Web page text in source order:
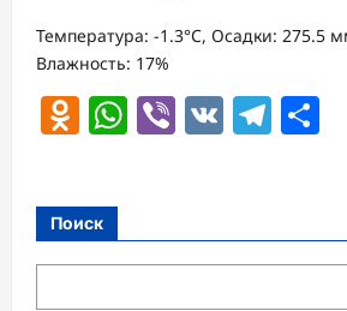
Температура: -1.3°C, Осадки: 275.5
Влажность: 17%
Odnoklassniki
WhatsApp
Viber
VK
Поиск